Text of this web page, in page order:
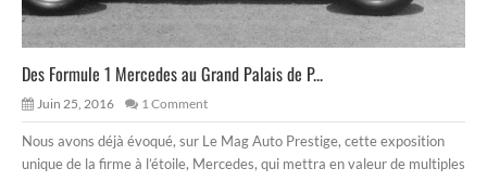
Des Formule 1 Mercedes au Grand Palais de P...
Juin 25, 2016 1 Comment
Nous avons déjà évoqué, sur Le Mag Auto Prestige, cette exposition
unique de la firme à l’étoile, Mercedes, qui mettra en valeur de multiples